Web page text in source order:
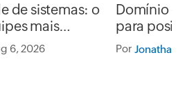
de sistemas: o
mais
6, 2026
Domínio
para
segurança
Por Jonathan